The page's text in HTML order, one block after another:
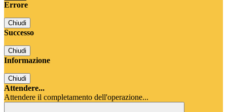
Errore
Chiudi
Successo
Chiudi
Informazione
Chiudi
Attendere...
Attendere il completamento dell'operazione...